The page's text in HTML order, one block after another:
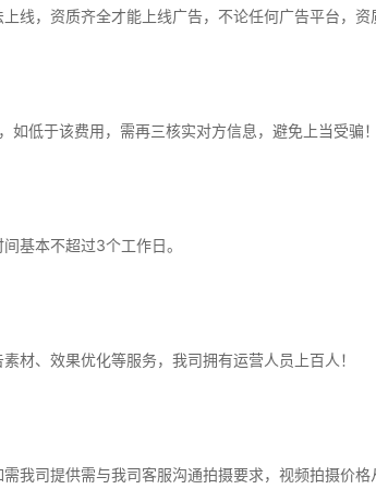
，资质齐全才能上线广告，不论任何广告平台，资
低于该费用，需再三核实对方信息，避免上当受骗！
基本不超过3个工作日。
材、效果优化等服务，我司拥有运营人员上百人！
我司提供需与我司客服沟通拍摄要求，视频拍摄价